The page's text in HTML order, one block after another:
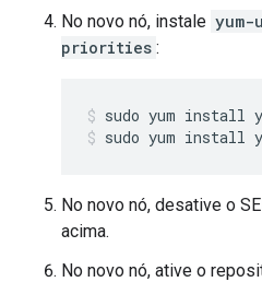
No novo nó, instale
priorities :
sudo yum install
No novo nó, desative o
acima.
No novo nó, ative o